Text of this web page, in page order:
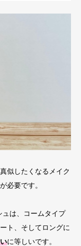
似したくなるメイク
必要です。
ュは、コームタイプ
ト、そしてロングに
に等しいです。